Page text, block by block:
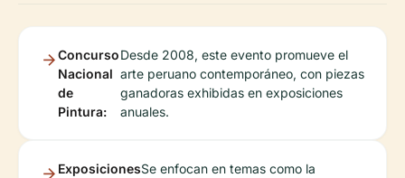
Concurso
Nacional
de
Pintura:
Desde 2008, este evento promueve el
arte peruano contemporáneo, con piezas
ganadoras exhibidas en exposiciones
anuales.
ExposicionesSe enfocan en temas como la